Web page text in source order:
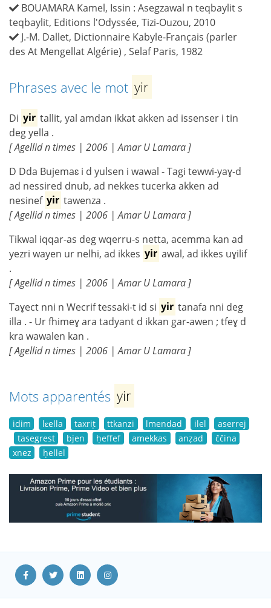
BOUAMARA Kamel, Issin : Asegzawal n teqbaylit s
teqbaylit, Editions l'Odyssée, Tizi-Ouzou, 2010
J.-M. Dallet, Dictionnaire Kabyle-Français (parler
des At Mengellat Algérie) , Selaf Paris, 1982
Phrases avec le mot yir
Di yir tallit, yal amdan ikkat akken ad issenser i tin
deg yella .
[ Agellid n times | 2006 | Amar U Lamara ]
D Dda Bujemaɛ i d yulsen i wawal - Tagi tewwi-yaɣ-d
ad nessired dnub, ad nekkes tucerka akken ad
nesinef yir tawenza .
[ Agellid n times | 2006 | Amar U Lamara ]
Tikwal iqqar-as deg wqerru-s netta, acemma kan ad
yezri wayen ur nelhi, ad ikkes yir awal, ad ikkes uɣilif
.
[ Agellid n times | 2006 | Amar U Lamara ]
Taɣect nni n Wecrif tessaki-t id si yir tanafa nni deg
illa . - Ur fhimeɣ ara tadyant d ikkan gar-awen ; tfeɣ d
kra wawalen kan .
[ Agellid n times | 2006 | Amar U Lamara ]
Mots apparentés yir
idim lɛella taxriṭ ttkanzi lmendad ilel
aserrej
tasegrest
bjen ḥeffef amekkas anẓad
ččina
xnez
ḥellel